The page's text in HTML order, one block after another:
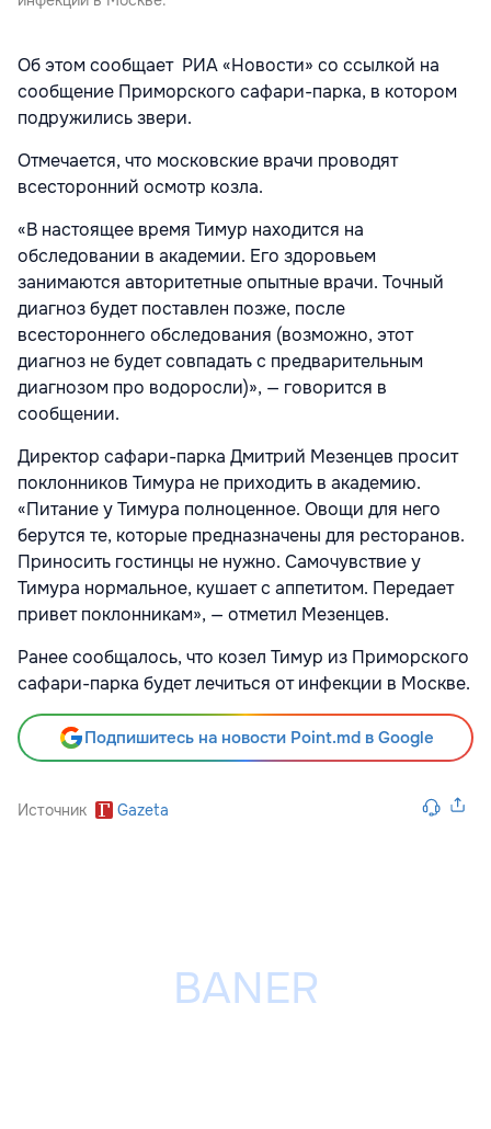
Об этом сообщает РИА «Новости» со ссылкой на
сообщение Приморского сафари-парка, в котором
подружились звери.
Отмечается, что московские врачи проводят
всесторонний осмотр козла.
«В настоящее время Тимур находится на
обследовании в академии. Его здоровьем
занимаются авторитетные опытные врачи. Точный
диагноз будет поставлен позже, после
всестороннего обследования (возможно, этот
диагноз не будет совпадать с предварительным
диагнозом про водоросли)», — говорится в
сообщении.
Директор сафари-парка Дмитрий Мезенцев просит
поклонников Тимура не приходить в академию.
«Питание у Тимура полноценное. Овощи для него
берутся те, которые предназначены для ресторанов.
Приносить гостинцы не нужно. Самочувствие у
Тимура нормальное, кушает с аппетитом. Передает
привет поклонникам», — отметил Мезенцев.
Ранее сообщалось, что козел Тимур из Приморского
сафари-парка будет лечиться от инфекции в Москве.
Подпишитесь на новости Point.md в Google
Источник Gazeta